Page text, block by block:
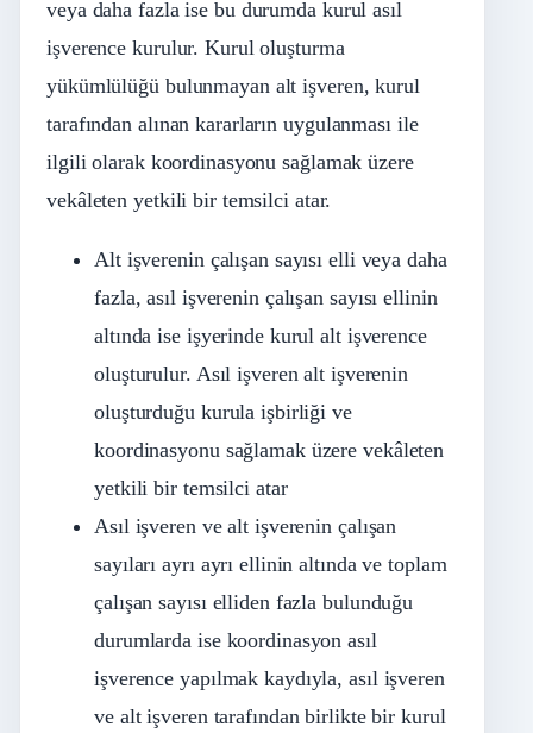
veya daha fazla ise bu durumda kurul asıl
işverence kurulur. Kurul oluşturma
yükümlülüğü bulunmayan alt işveren, kurul
tarafından alınan kararların uygulanması ile
ilgili olarak koordinasyonu sağlamak üzere
vekâleten yetkili bir temsilci atar.
Alt işverenin çalışan sayısı elli veya daha
fazla, asıl işverenin çalışan sayısı ellinin
altında ise işyerinde kurul alt işverence
oluşturulur. Asıl işveren alt işverenin
oluşturduğu kurula işbirliği ve
koordinasyonu sağlamak üzere vekâleten
yetkili bir temsilci atar
Asıl işveren ve alt işverenin çalışan
sayıları ayrı ayrı ellinin altında ve toplam
çalışan sayısı elliden fazla bulunduğu
durumlarda ise koordinasyon asıl
işverence yapılmak kaydıyla, asıl işveren
ve alt işveren tarafından birlikte bir kurul